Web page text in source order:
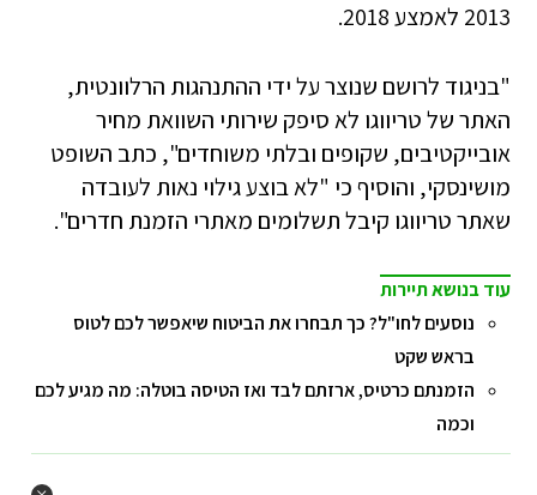
2013 לאמצע 2018.
"בניגוד לרושם שנוצר על ידי ההתנהגות הרלוונטית,
האתר של טריווגו לא סיפק שירותי השוואת מחיר
אובייקטיבים, שקופים ובלתי משוחדים", כתב השופט
מושינסקי, והוסיף כי "לא בוצע גילוי נאות לעובדה
שאתר טריווגו קיבל תשלומים מאתרי הזמנת חדרים".
עוד בנושא תיירות
נוסעים לחו"ל? כך תבחרו את הביטוח שיאפשר לכם לטוס
בראש שקט
הזמנתם כרטיס, ארזתם לבד ואז הטיסה בוטלה: מה מגיע לכם
וכמה